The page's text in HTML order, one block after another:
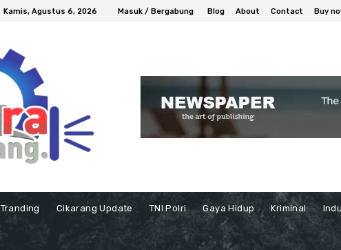
Kamis, Agustus 6, 2026 Masuk / Bergabung Blog About Contact Buy
Tranding Cikarang Update TNI Polri Gaya Hidup Kriminal